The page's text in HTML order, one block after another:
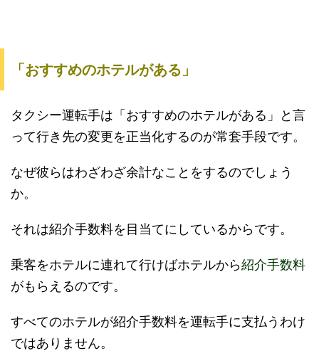
「おすすめのホテルがある」
タクシー運転手は「おすすめのホテルがある」と言
って行き先の変更を正当化するのが常套手段です。
なぜ彼らはわざわざ余計なことをするのでしょう
か。
それは紹介手数料を目当てにしているからです。
乗客をホテルに連れて行けばホテルから紹介手数料
がもらえるのです。
すべてのホテルが紹介手数料を運転手に支払うわけ
ではありません。